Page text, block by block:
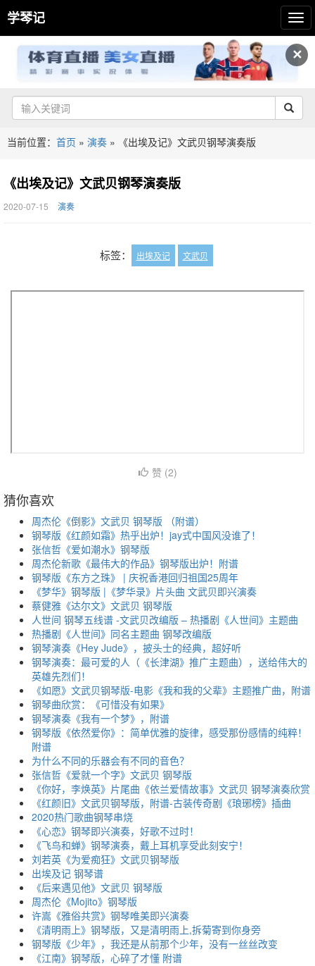
✕
学琴记
当前位置： 首页 » 演奏 » 《出埃及记》文武贝钢琴演奏版
《出埃及记》文武贝钢琴演奏版
2020-07-15 演奏
标签： 出埃及记 文武贝
赞 (2)
猜你喜欢
周杰伦《倒影》文武贝 钢琴版 （附谱）
钢琴版《红颜如霜》热乎出炉！jay式中国风没谁了！
张信哲《爱如潮水》钢琴版
周杰伦新歌《最伟大的作品》钢琴版出炉！附谱
钢琴版《东方之珠》 | 庆祝香港回归祖国25周年
《梦华》钢琴版 |《梦华录》片头曲 文武贝即兴演奏
蔡健雅《达尔文》文武贝 钢琴版
人世间 钢琴五线谱 -文武贝改编版 – 热播剧《人世间》主题曲
热播剧《人世间》同名主题曲 钢琴改编版
钢琴演奏《Hey Jude》，披头士的经典，超好听
钢琴演奏：最可爱的人（《长津湖》推广主题曲），送给伟大的
英雄先烈们！
《如愿》文武贝钢琴版-电影《我和我的父辈》主题推广曲，附谱
钢琴曲欣赏：《可惜没有如果》
钢琴演奏《我有一个梦》，附谱
钢琴版《依然爱你》：简单优雅的旋律，感受那份感情的纯粹！
附谱
为什么不同的乐器会有不同的音色？
张信哲《爱就一个字》文武贝 钢琴版
《你好，李焕英》片尾曲《依兰爱情故事》文武贝 钢琴演奏欣赏
《红颜旧》文武贝钢琴版，附谱-古装传奇剧《琅琊榜》插曲
2020热门歌曲钢琴串烧
《心恋》钢琴即兴演奏，好歌不过时！
《飞鸟和蝉》钢琴演奏，戴上耳机享受此刻安宁！
刘若英《为爱痴狂》文武贝钢琴版
出埃及记 钢琴谱
《后来遇见他》文武贝 钢琴版
周杰伦《Mojito》钢琴版
许嵩《雅俗共赏》钢琴唯美即兴演奏
《清明雨上》钢琴版，又是清明雨上,拆菊寄到你身旁
钢琴版《少年》，我还是从前那个少年，没有一丝丝改变
《江南》钢琴版，心碎了才懂 附谱